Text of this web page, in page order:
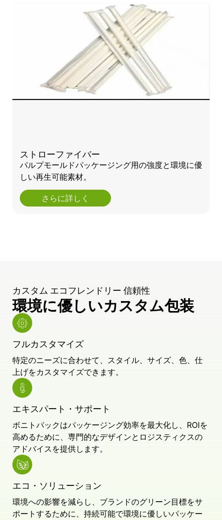
ストローファイバー
パルプモールドパッケージング用の強度と環境に優
しい再生可能素材。
さらに詳しく
カスタム エコフレンドリー 信頼性
環境に優しいカスタム包装
フルカスタマイズ
特定のニーズに合わせて、スタイル、サイズ、色、仕
上げをカスタマイズできます。
エキスパート・サポート
ボニトパックはパッケージング効率を最大化し、ROIを
高めるために、専門的なデザインとロジスティクスの
アドバイスを提供します。
エコ・ソリューション
環境への影響を減らし、ブランドのグリーン目標をサ
ポートするために、持続可能で環境に優しいパッケー